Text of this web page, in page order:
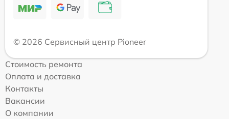
© 2026 Сервисный центр Pioneer
Стоимость ремонта
Оплата и доставка
Контакты
Вакансии
О компании